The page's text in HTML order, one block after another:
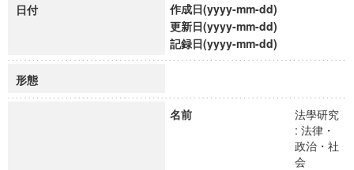
日付
作成日(yyyy-mm-dd)
更新日(yyyy-mm-dd)
記録日(yyyy-mm-dd)
形態
名前
法學研究
: 法律・
政治・社
会